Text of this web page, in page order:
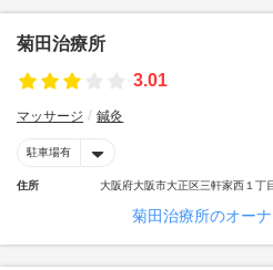
菊田治療所
3.01
マッサージ 鍼灸
駐車場有
住所 大阪府大阪市大正区三軒家西１丁
菊田治療所のオー